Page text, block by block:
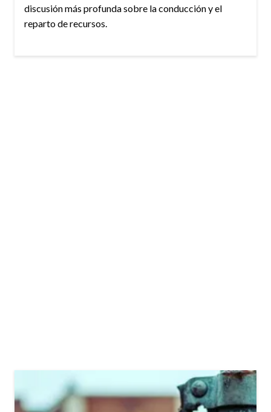
discusión más profunda sobre la conducción y el
reparto de recursos.